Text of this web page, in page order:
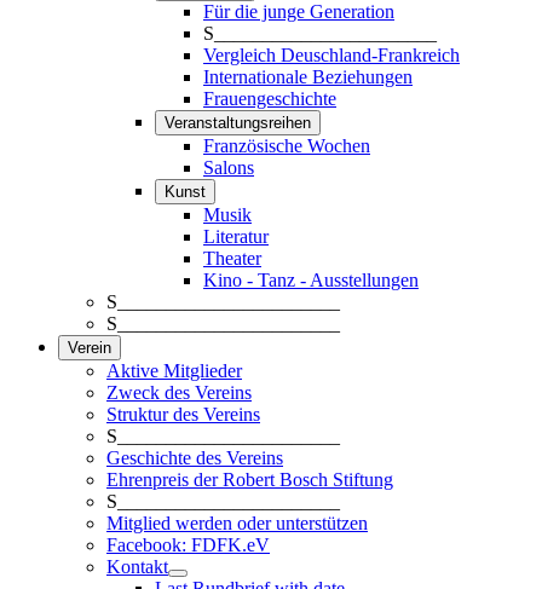
Für die junge Generation
S_______________________
Vergleich Deuschland-Frankreich
Internationale Beziehungen
Frauengeschichte
Veranstaltungsreihen
Französische Wochen
Salons
Kunst
Musik
Literatur
Theater
Kino - Tanz - Ausstellungen
S_______________________
S_______________________
Verein
Aktive Mitglieder
Zweck des Vereins
Struktur des Vereins
S_______________________
Geschichte des Vereins
Ehrenpreis der Robert Bosch Stiftung
S_______________________
Mitglied werden oder unterstützen
Facebook: FDFK.eV
Kontakt